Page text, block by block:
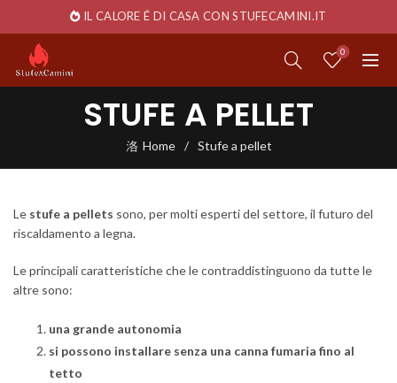
IL CALORE É DI CASA CON STUFECAMINI.IT
0
STUFE A PELLET
Home Stufe a pellet
Le stufe a pellets sono, per molti esperti del settore, il futuro del
riscaldamento a legna.
Le principali caratteristiche che le contraddistinguono da tutte le
altre sono:
una grande autonomia
si possono installare senza una canna fumaria fino al
tetto